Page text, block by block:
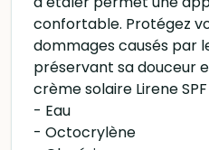
confortable. Protégez
dommages causés par
préservant sa douceur
crème solaire Lirene
- Eau
- Octocrylène